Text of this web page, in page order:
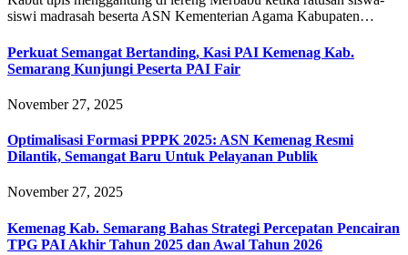
siswi madrasah beserta ASN Kementerian Agama Kabupaten…
Perkuat Semangat Bertanding, Kasi PAI Kemenag Kab.
Semarang Kunjungi Peserta PAI Fair
November 27, 2025
Optimalisasi Formasi PPPK 2025: ASN Kemenag Resmi
Dilantik, Semangat Baru Untuk Pelayanan Publik
November 27, 2025
Kemenag Kab. Semarang Bahas Strategi Percepatan Pencairan
TPG PAI Akhir Tahun 2025 dan Awal Tahun 2026